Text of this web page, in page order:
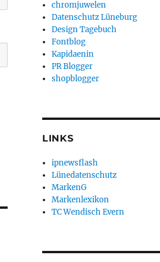
chromjuwelen
Datenschutz Lüneburg
Design Tagebuch
Fontblog
Kapidaenin
PR Blogger
shopblogger
LINKS
ipnewsflash
Lünedatenschutz
MarkenG
Markenlexikon
TC Wendisch Evern